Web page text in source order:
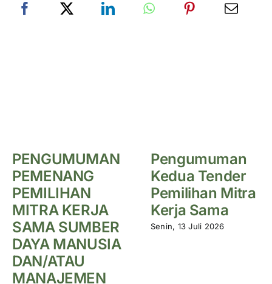
PENGUMUMAN
PEMENANG
PEMILIHAN
MITRA KERJA
SAMA SUMBER
DAYA MANUSIA
DAN/ATAU
MANAJEMEN
Pengumuman
Kedua Tender
Pemilihan Mitra
Kerja Sama
Senin, 13 Juli 2026